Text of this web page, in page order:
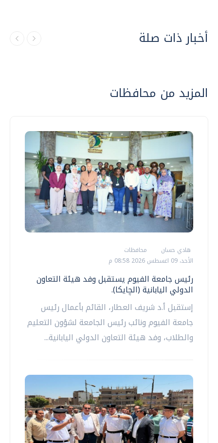
أخبار ذات صلة
المزيد من محافظات
هادي حسان
محافظات
الأحد، 09 اغسطس 2026 08:58 م
رئيس جامعة الفيوم يستقبل وفد هيئة التعاون
الدولي اليابانية (الچايكا).
إستقبل أ.د شريف العطار، القائم بأعمال رئيس
جامعة الفيوم ونائب رئيس الجامعة لشؤون التعليم
والطلاب، وفد هيئة التعاون الدولي اليابانية...